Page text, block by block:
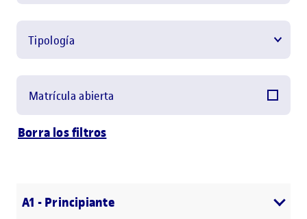
Borra los filtros
Tipología
Matrícula abierta
A1 - Principiante